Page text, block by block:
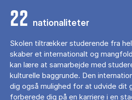
22 nationaliteter
Skolen tiltrækker studerende fra
skaber et internationalt og
kan lære at samarbejde med
kulturelle baggrunde. Den
dig også mulighed for at udvide dit
forberede dig på en karriere i en